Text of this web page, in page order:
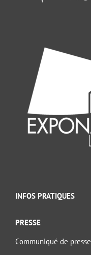
INFOS PRATIQUES
PRESSE
Communiqué de presse